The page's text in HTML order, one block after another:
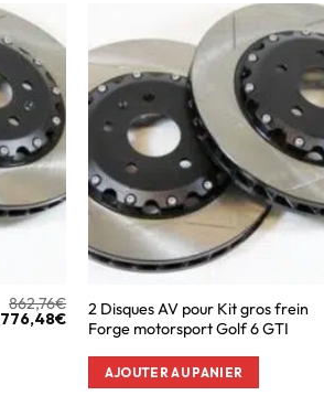
862,76€
776,48€
2 Disques AV pour Kit gros frein
Forge motorsport Golf 6 GTI
AJOUTER AU PANIER